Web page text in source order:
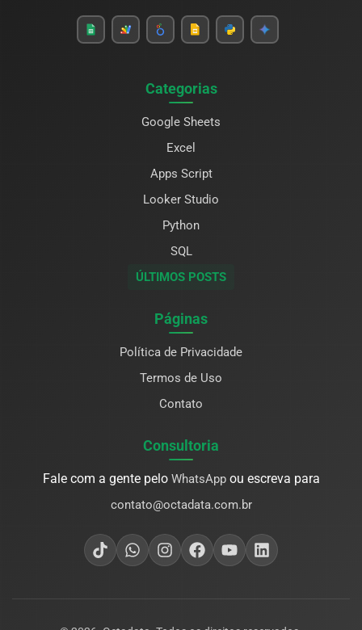
Categorias
Google Sheets
Excel
Apps Script
Looker Studio
Python
SQL
ÚLTIMOS POSTS
Páginas
Política de Privacidade
Termos de Uso
Contato
Consultoria
Fale com a gente pelo WhatsAppou escreva para
contato@octadata.com.br